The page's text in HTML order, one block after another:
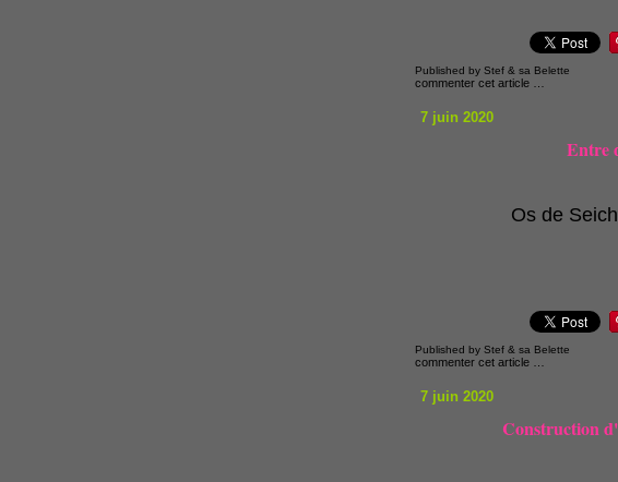
Published by Stef & sa Belette
commenter cet article
7 juin 2020
Entre
Os de
Published by Stef & sa Belette
commenter cet article
7 juin 2020
Construction